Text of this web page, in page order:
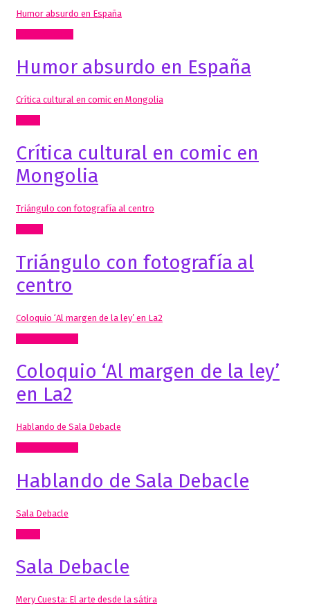
Humor absurdo en España
Humor absurdo en España
Crítica cultural en comic en Mongolia
Crítica cultural en comic en
Mongolia
Triángulo con fotografía al centro
Triángulo con fotografía al
centro
Coloquio ‘Al margen de la ley’ en La2
Coloquio ‘Al margen de la ley’
en La2
Hablando de Sala Debacle
Hablando de Sala Debacle
Sala Debacle
Sala Debacle
Mery Cuesta: El arte desde la sátira